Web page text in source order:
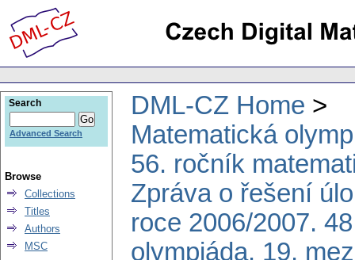
DML-CZ Home
Matematická
56. ročník
Zpráva o řešení
roce 2006/2007.
olympiáda. 19.
Search
Advanced Search
Browse
Collections
Titles
Authors
MSC